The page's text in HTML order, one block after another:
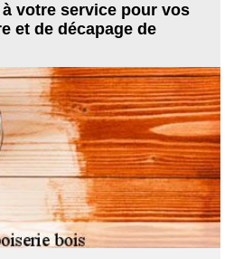
votre service pour vos
et de décapage de